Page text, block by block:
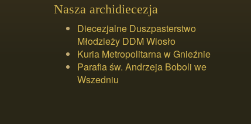
Nasza archidiecezja
Diecezjalne Duszpasterstwo
Młodzieży DDM Wiosło
Kuria Metropolitarna w Gnieźnie
Parafia św. Andrzeja Boboli we
Wszedniu